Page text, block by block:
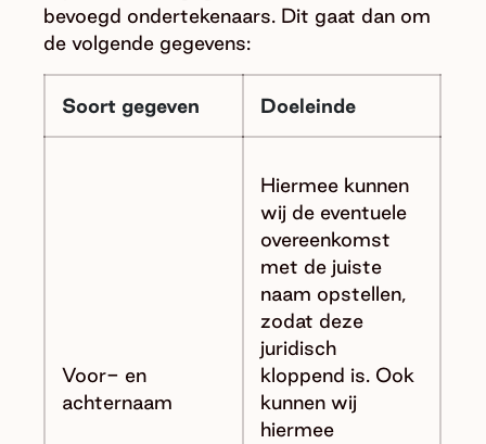
bevoegd ondertekenaars. Dit gaat dan om
de volgende gegevens:
Soort gegeven Doeleinde
Voor- en
achternaam
Hiermee kunnen
wij de eventuele
overeenkomst
met de juiste
naam opstellen,
zodat deze
juridisch
kloppend is. Ook
kunnen wij
hiermee